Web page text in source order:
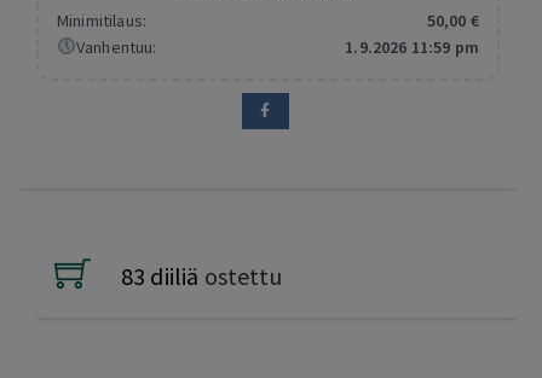
Minimitilaus:
50,00 €
Vanhentuu:
1.9.2026 11:59 pm
83 diiliä ostettu